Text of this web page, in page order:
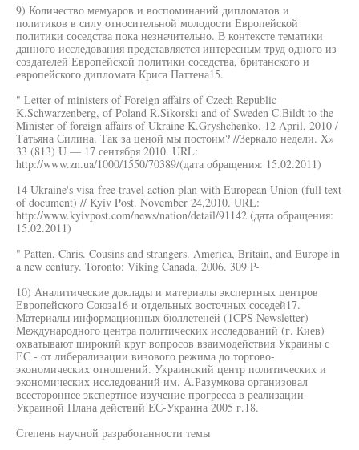
9) Количество мемуаров и воспоминаний дипломатов и
политиков в силу относительной молодости Европейской
политики соседства пока незначительно. В контексте тематики
данного исследования представляется интересным труд одного из
создателей Европейской политики соседства, британского и
европейского дипломата Криса Паттена15.
" Letter of ministers of Foreign affairs of Czech Republic
K.Schwarzenberg, of Poland R.Sikorski and of Sweden C.Bildt to the
Minister of foreign affairs of Ukraine K.Gryshchenko. 12 April, 2010 /
Татьяна Силина. Так за ценой мы постоим? //Зеркало недели. X»
33 (813) U — 17 сентября 2010. URL:
http://www.zn.ua/1000/1550/70389/(дата обращения: 15.02.2011)
14 Ukraine's visa-free travel action plan with European Union (full text
of document) // Kyiv Post. November 24,2010. URL:
http://www.kyivpost.com/news/nation/detail/91142 (дата обращения:
15.02.2011)
" Patten, Chris. Cousins and strangers. America, Britain, and Europe in
a new century. Toronto: Viking Canada, 2006. 309 P-
10) Аналитические доклады и материалы экспертных центров
Европейского Союза16 и отдельных восточных соседей17.
Материалы информационных бюллетеней (1CPS Newsletter)
Международного центра политических исследований (г. Киев)
охватывают широкий круг вопросов взаимодействия Украины с
ЕС - от либерализации визового режима до торгово-
экономических отношений. Украинский центр политических и
экономических исследований им. А.Разумкова организовал
всестороннее экспертное изучение прогресса в реализации
Украиной Плана действий ЕС-Украина 2005 г.18.
Степень научной разработанности темы